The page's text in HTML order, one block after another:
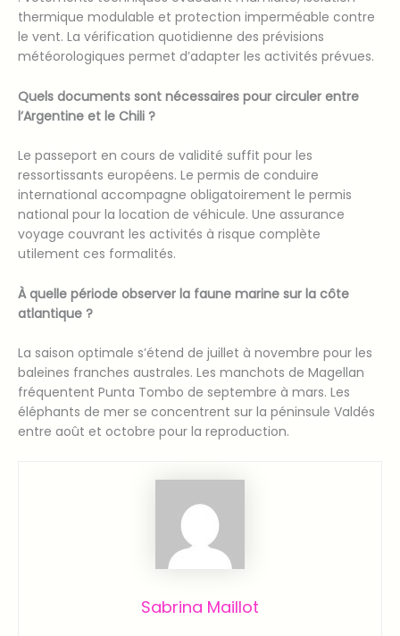
thermique modulable et protection imperméable contre
le vent. La vérification quotidienne des prévisions
météorologiques permet d’adapter les activités prévues.
Quels documents sont nécessaires pour circuler entre
l’Argentine et le Chili ?
Le passeport en cours de validité suffit pour les
ressortissants européens. Le permis de conduire
international accompagne obligatoirement le permis
national pour la location de véhicule. Une assurance
voyage couvrant les activités à risque complète
utilement ces formalités.
À quelle période observer la faune marine sur la côte
atlantique ?
La saison optimale s’étend de juillet à novembre pour les
baleines franches australes. Les manchots de Magellan
fréquentent Punta Tombo de septembre à mars. Les
éléphants de mer se concentrent sur la péninsule Valdés
entre août et octobre pour la reproduction.
Sabrina Maillot